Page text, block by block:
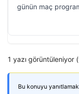
günün maç
1 yazı görüntüleniyor
Bu konuyu yanıtlamak